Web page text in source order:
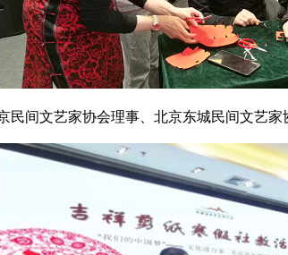
文艺家协会理事、北京东城民间文艺家